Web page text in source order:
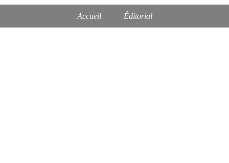
Accueil Éditorial